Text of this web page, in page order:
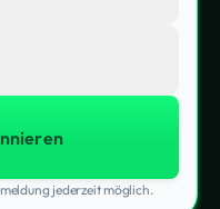
jederzeit möglich.